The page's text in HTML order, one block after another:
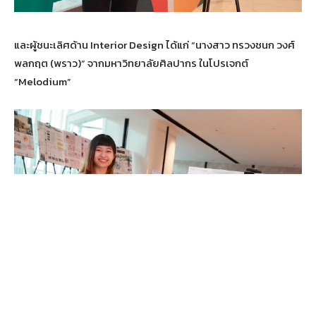
และผู้ชนะเลิศด้าน Interior Design ได้แก่ “นางสาว ทรวงชนก วงศ์
พลกฤต (พราว)” จากมหาวิทยาลัยศิลปากร ในโปรเจกต์
“Melodium”